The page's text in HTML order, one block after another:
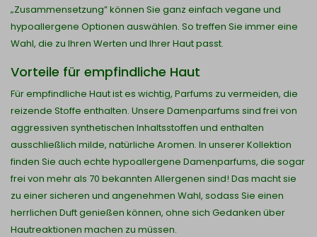
„Zusammensetzung” können Sie ganz einfach vegane und
hypoallergene Optionen auswählen. So treffen Sie immer eine
Wahl, die zu Ihren Werten und Ihrer Haut passt.
Vorteile für empfindliche Haut
Für empfindliche Haut ist es wichtig, Parfums zu vermeiden, die
reizende Stoffe enthalten. Unsere Damenparfums sind frei von
aggressiven synthetischen Inhaltsstoffen und enthalten
ausschließlich milde, natürliche Aromen. In unserer Kollektion
finden Sie auch echte hypoallergene Damenparfums, die sogar
frei von mehr als 70 bekannten Allergenen sind! Das macht sie
zu einer sicheren und angenehmen Wahl, sodass Sie einen
herrlichen Duft genießen können, ohne sich Gedanken über
Hautreaktionen machen zu müssen.